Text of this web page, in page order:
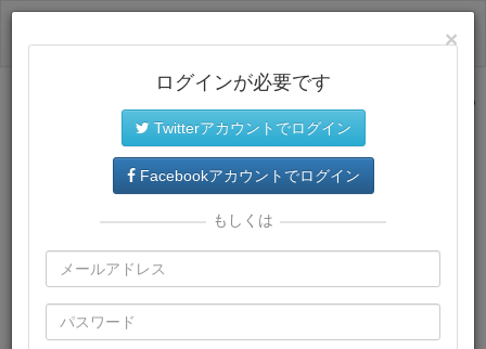
サイトトップに戻る
プレミアム会員では、教材がダウンロードでき、快適な動画
再生環境が提供されます。
×
ログインが必要です
Twitterアカウントでログイン
Facebookアカウントでログイン
もしくは